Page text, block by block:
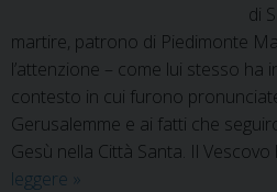
di
martire, patrono di Piedimonte
l’attenzione – come lui stesso ha
contesto in cui furono
Gerusalemme e ai fatti che
Gesù nella Città Santa. Il
leggere San
»